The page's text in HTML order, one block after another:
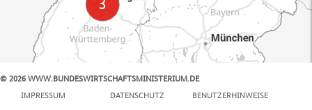
© 2026 WWW.BUNDESWIRTSCHAFTSMINISTERIUM.DE
IMPRESSUM
DATENSCHUTZ BENUTZERHINWEISE